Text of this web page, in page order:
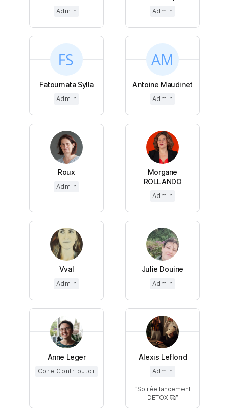
Admin Admin
Fatoumata Sylla
Admin
Antoine Maudinet
Admin
Roux
Admin
Morgane
ROLLANDO
Admin
Vval
Admin
Julie Douine
Admin
Anne Leger
Core Contributor
Alexis Leflond
Admin
Soirée lancement
DETOX 🥰